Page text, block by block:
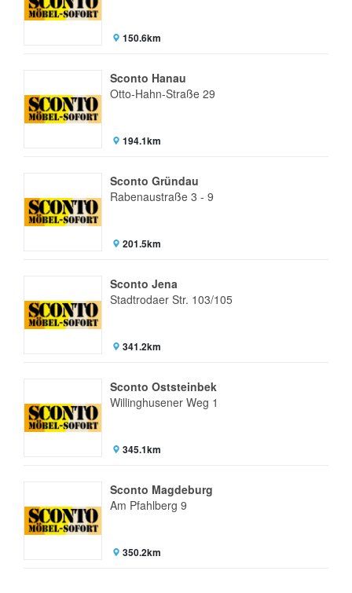
150.6km
Sconto Hanau
Otto-Hahn-Straße 29
194.1km
Sconto Gründau
Rabenaustraße 3 - 9
201.5km
Sconto Jena
Stadtrodaer Str. 103/105
341.2km
Sconto Oststeinbek
Willinghusener Weg 1
345.1km
Sconto Magdeburg
Am Pfahlberg 9
350.2km